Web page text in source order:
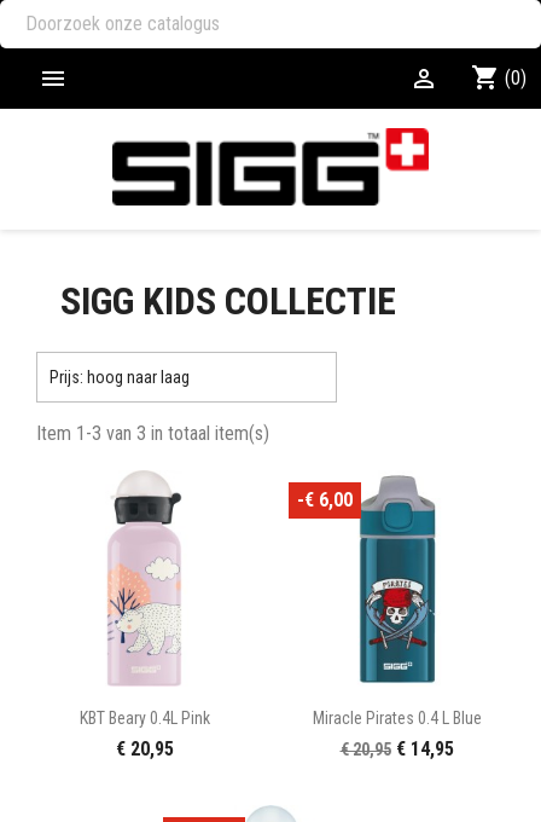
 shopping_cart (0)

SIGG KIDS COLLECTIE
Prijs: hoog naar laag
Item 1-3 van 3 in totaal item(s)
KBT Beary 0.4L Pink
€ 20,95
Miracle Pirates 0.4 L Blue
€ 20,95 € 14,95
-€ 6,00